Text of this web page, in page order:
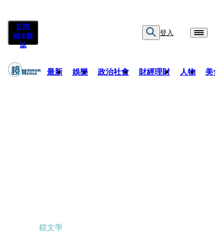
訂閱
紙本雜
誌
登入
最新 娛樂 政治社會 財經理財 人物 美
鏡文學